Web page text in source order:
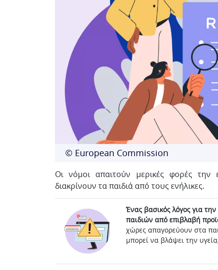
© European Commission
Οι νόμοι απαιτούν μερικές φορές
διακρίνουν τα παιδιά από τους ενήλικες.
Ένας βασικός λόγος για
παιδιών από επιβλαβή
χώρες απαγορεύουν στα
μπορεί να βλάψει την